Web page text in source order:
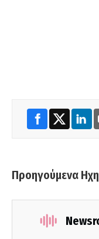
Προηγούμενα